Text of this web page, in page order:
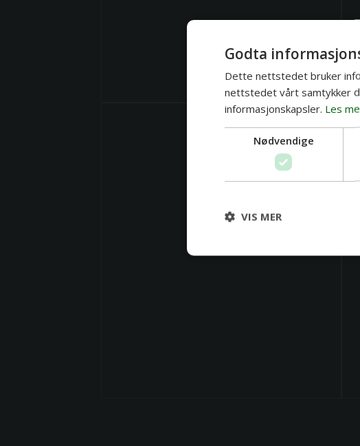
Godta
Dette nettstedet bruker
nettstedet vårt samtykker
informasjonskapsler. Les
Nødvendige
VIS MER